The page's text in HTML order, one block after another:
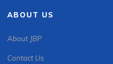
ABOUT US
About JBP
Contact Us